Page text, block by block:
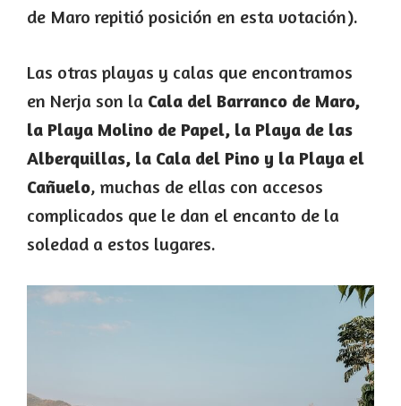
de Maro repitió posición en esta votación).
Las otras playas y calas que encontramos
en Nerja son la Cala del Barranco de Maro,
la Playa Molino de Papel, la Playa de las
Alberquillas, la Cala del Pino y la Playa el
Cañuelo, muchas de ellas con accesos
complicados que le dan el encanto de la
soledad a estos lugares.